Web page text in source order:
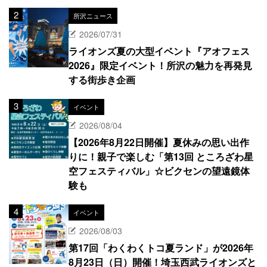
所沢ニュース
2026/07/31
ライオンズ夏の大型イベント『アオフェス
2026』限定イベント！所沢の魅力を再発見
する街歩き企画
イベント
2026/08/04
【2026年8月22日開催】夏休みの思い出作
りに！親子で楽しむ「第13回 ところざわ星
空フェスティバル」☆ビクセンの望遠鏡体
験も
イベント
2026/08/03
第17回「わくわくトコ夏ランド」が2026年
8月23日（日）開催！埼玉西武ライオンズと